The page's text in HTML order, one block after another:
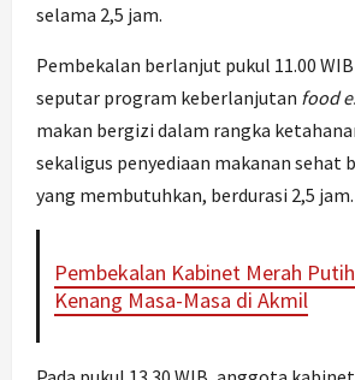
selama 2,5 jam.
Pembekalan berlanjut pukul 11.00
seputar program keberlanjutan food
makan bergizi dalam rangka
sekaligus penyediaan makanan sehat
yang membutuhkan, berdurasi 2,5 jam.
Pembekalan Kabinet Merah
Kenang Masa-Masa di Akmil